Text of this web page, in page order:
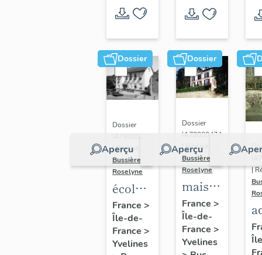
Dossier
Aperçu
Dossier
| Réalisé par
Bussière
Roselyne
école
primaire
de
filles,
France >
Île-de-
France >
Yvelines
Dossier
Aperçu
Dossier
IA78000474
| Réalisé par
Bussière
Roselyne
maison
dite
villa
Saint
Marie
France >
Île-de-
France >
Yvelines
|